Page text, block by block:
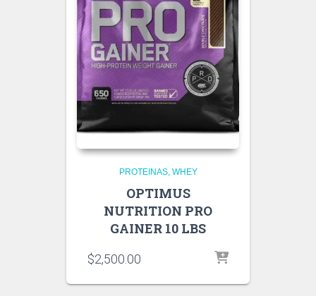
PROTEINAS WHEY
OPTIMUS
NUTRITION PRO
GAINER 10 LBS
$2,500.00